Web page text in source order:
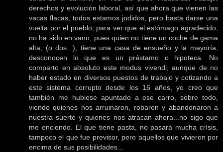
derechos y evolución laboral, así que ahora que vienen las
vacas flacas, todos estamos jodidos, pero basta darse una
vuelta por el pueblo, para ver que el estómago agradecido,
no ha sido en vano, pues quien no tiene un coche de gama
alta, (o dos...), tiene una casa de ensueño y la mayoría,
desconocen lo que es un préstamo o hipoteca. No
comparto en absoluto este modus vivendi, aunque de no
haber estado en diversos puestos de trabajo y cotizando a
este sistema corrupto desde los 16 años, yo creo que
también me hubiese apuntado a ese carro, sobre todo,
viendo quienes nos arruinaron, robaron y abandonaron a
nuestra suerte y quienes nos atracan ahora...no sigo que
me enciendo. El que tiene pasta, no pasará mucha crísis,
tampoco el que fue previsor, pero aquellos que vivieron por
encima de sus posibilidades...